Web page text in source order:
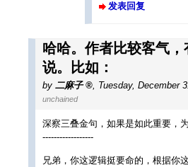
发表回复
哈哈。作者比较客气
说。比如：
by 二麻子 , Tuesday, December
unchained
深察三叠金句，如果是如此重要，
------------------
兄弟，你这逻辑挺要命的，根据你